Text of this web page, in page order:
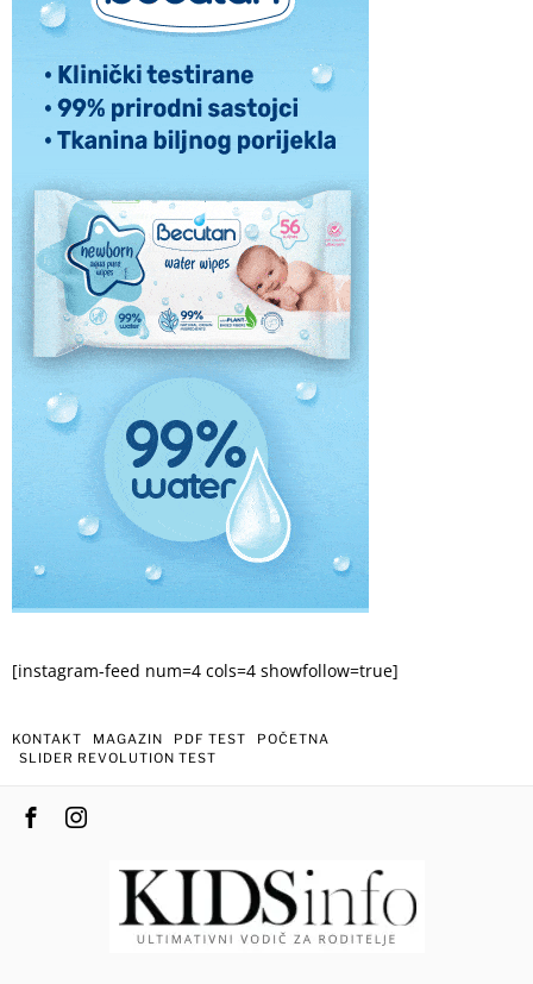
[instagram-feed num=4 cols=4 showfollow=true]
KONTAKT MAGAZIN PDF TEST
POČETNA
SLIDER REVOLUTION TEST